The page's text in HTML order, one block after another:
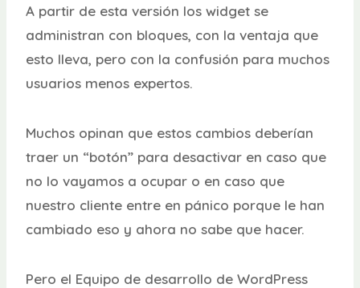
A partir de esta versión los widget se
administran con bloques, con la ventaja que
esto lleva, pero con la confusión para muchos
usuarios menos expertos.
Muchos opinan que estos cambios deberían
traer un “botón” para desactivar en caso que
no lo vayamos a ocupar o en caso que
nuestro cliente entre en pánico porque le han
cambiado eso y ahora no sabe que hacer.
Pero el Equipo de desarrollo de WordPress